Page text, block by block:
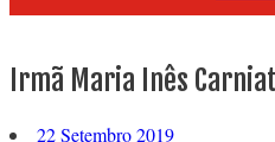
Irmã Maria Inês
22 Setembro 2019